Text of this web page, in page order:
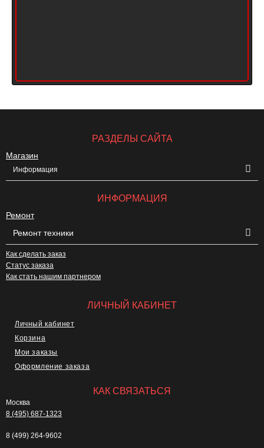
РАЗДЕЛЫ САЙТА
Магазин
Информация
ИНФОРМАЦИЯ
Ремонт
Ремонт техники
Как сделать заказ
Статус заказа
Как стать нашим партнером
ЛИЧНЫЙ КАБИНЕТ
Личный кабинет
Корзина
Мои заказы
Оформление заказа
КАК СВЯЗАТЬСЯ
Москва
8 (495) 687-1323
8 (499) 264-9602